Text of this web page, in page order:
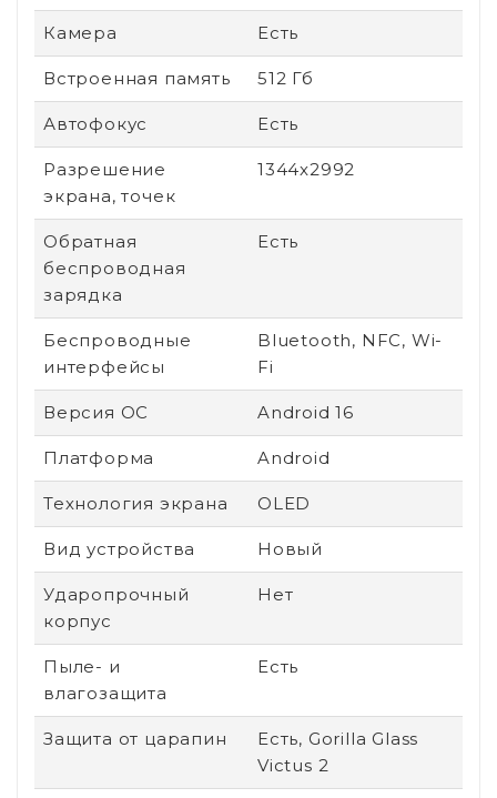
Камера Есть
Встроенная память 512 Гб
Автофокус Есть
Разрешение
экрана, точек
1344x2992
Обратная
беспроводная
зарядка
Есть
Беспроводные
интерфейсы
Bluetooth, NFC, Wi-
Fi
Версия ОС Android 16
Платформа Android
Технология экрана OLED
Вид устройства Новый
Ударопрочный
корпус
Нет
Пыле- и
влагозащита
Есть
Защита от царапин
Есть, Gorilla Glass
Victus 2